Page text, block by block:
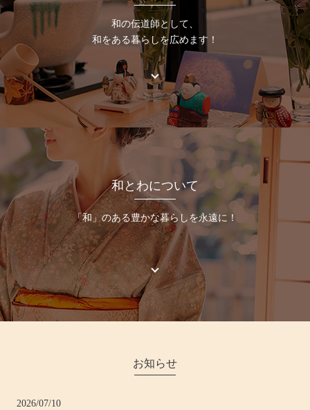
和の伝道師として、
和をある暮らしを広めます！
和とわについて
「和」のある豊かな暮らしを永遠に！
お知らせ
2026/07/10